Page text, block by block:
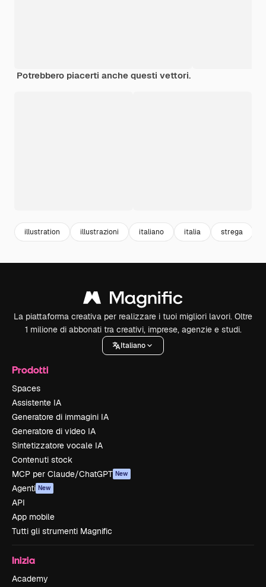
Potrebbero piacerti anche questi vettori.
illustration illustrazioni italiano italia strega
La piattaforma creativa per realizzare i tuoi migliori lavori. Oltre
1 milione di abbonati tra creativi, imprese, agenzie e studi.
Italiano
Prodotti
Spaces
Assistente IA
Generatore di immagini IA
Generatore di video IA
Sintetizzatore vocale IA
Contenuti stock
MCP per Claude/ChatGPT New
Agenti New
API
App mobile
Tutti gli strumenti Magnific
Inizia
Academy